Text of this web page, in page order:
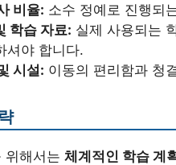
비율: 소수 정예로 진행되
학습 자료: 실제 사용되는
셔야 합니다.
시설: 이동의 편리함과 청
위해서는 체계적인 학습 계